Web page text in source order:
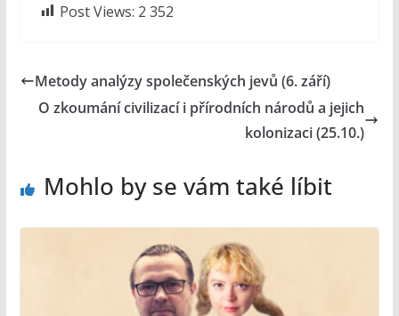
Post Views: 2 352
Metody analýzy společenských jevů (6. září)
O zkoumání civilizací i přírodních národů a jejich
kolonizaci (25.10.)
Mohlo by se vám také líbit